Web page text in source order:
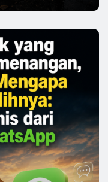
Mengapa
Bisnis dari
5, 2026